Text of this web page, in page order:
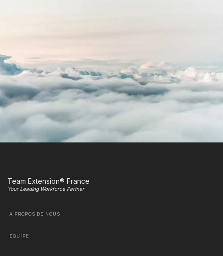
Team Extension® France
Your Leading Workforce Partner
À PROPOS DE NOUS
ÉQUIPE